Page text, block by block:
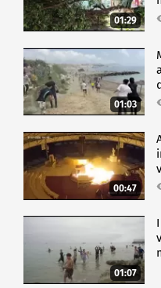
01:29
01:03
00:47
01:07